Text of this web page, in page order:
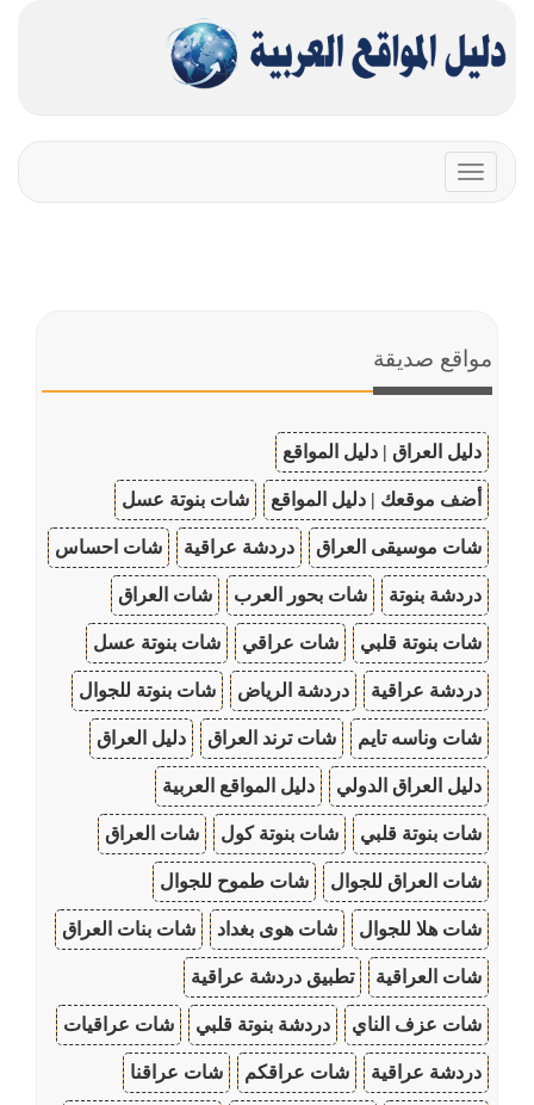
Toggle
navigation
مواقع صديقة
دليل العراق | دليل المواقع
أضف موقعك | دليل المواقع شات بنوتة عسل
شات موسيقى العراق دردشة عراقية شات احساس
دردشة بنوتة شات بحور العرب شات العراق
شات بنوتة قلبي شات عراقي شات بنوتة عسل
دردشة عراقية دردشة الرياض شات بنوتة للجوال
شات وناسه تايم شات ترند العراق دليل العراق
دليل العراق الدولي دليل المواقع العربية
شات بنوتة قلبي شات بنوتة كول شات العراق
شات العراق للجوال شات طموح للجوال
شات هلا للجوال شات هوى بغداد شات بنات العراق
شات العراقية تطبيق دردشة عراقية
شات عزف الناي دردشة بنوتة قلبي شات عراقيات
دردشة عراقية شات عراقكم شات عراقنا